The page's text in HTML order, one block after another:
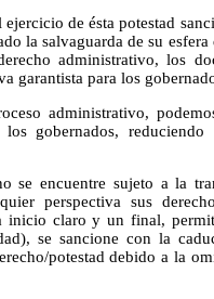
de ésta potestad
la salvaguarda de su
administrativo, los
garantista para los
administrativo,
gobernados,
se encuentre sujeto a la
perspectiva sus
inicio claro y un final,
se sancione con la
potestad debido a la